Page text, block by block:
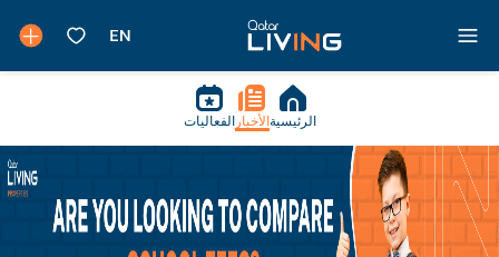
الرئيسية الأخبار الفعاليات